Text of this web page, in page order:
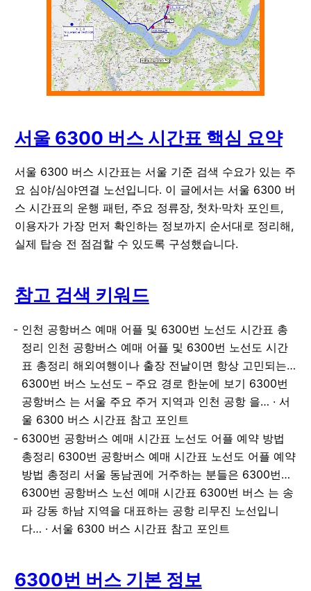
서울 6300 버스 시간표 핵심 요약
서울 6300 버스 시간표는 서울 기준 검색 수요가 있는 주
요 심야/심야연결 노선입니다. 이 글에서는 서울 6300 버
스 시간표의 운행 패턴, 주요 정류장, 첫차·막차 포인트,
이용자가 가장 먼저 확인하는 정보까지 순서대로 정리해,
실제 탑승 전 점검할 수 있도록 구성했습니다.
참고 검색 키워드
인천 공항버스 예매 어플 및 6300번 노선도 시간표 총
정리 인천 공항버스 예매 어플 및 6300번 노선도 시간
표 총정리 해외여행이나 출장 전날이면 항상 고민되는…
6300번 버스 노선도 – 주요 경로 한눈에 보기 6300번
공항버스 는 서울 주요 주거 지역과 인천 공항 을… · 서
울 6300 버스 시간표 참고 포인트
6300번 공항버스 예매 시간표 노선도 어플 예약 방법
총정리 6300번 공항버스 예매 시간표 노선도 어플 예약
방법 총정리 서울 동남권에 거주하는 분들은 6300번…
6300번 공항버스 노선 예매 시간표 6300번 버스 는 송
파 강동 하남 지역을 대표하는 공항 리무진 노선입니
다… · 서울 6300 버스 시간표 참고 포인트
6300번 버스 기본 정보